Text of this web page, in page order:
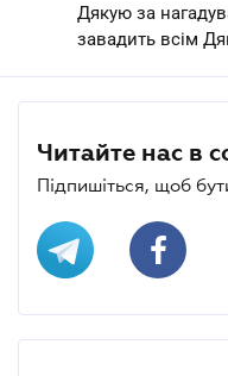
Дякую за
завадить всім
Читайте нас в
Підпишіться, щоб